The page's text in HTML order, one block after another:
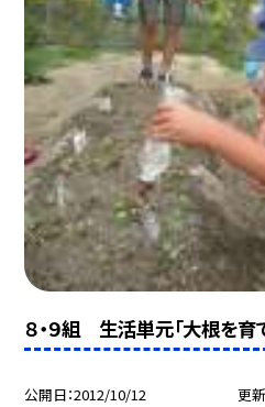
８・９組 生活単元「大根を育
公開日 2012/10/12 更